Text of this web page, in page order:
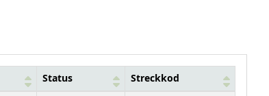
Status Streckkod